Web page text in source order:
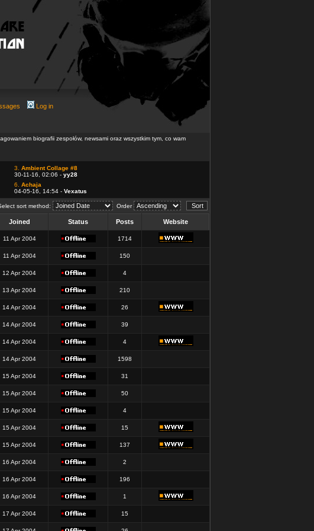
Log in
biografii zespołów, newsami oraz wszystkim tym, co wam
3. Ambient Collage #8
30-11-16, 02:06 - yy28
6. Achaja
04-05-16, 14:54 - Vexatus
sort method: Order
Joined Status Posts Website
11 Apr 2004 1714
11 Apr 2004 150
12 Apr 2004 4
13 Apr 2004 210
14 Apr 2004 26
14 Apr 2004 39
14 Apr 2004 4
14 Apr 2004 1598
15 Apr 2004 31
15 Apr 2004 50
15 Apr 2004 4
15 Apr 2004 15
15 Apr 2004 137
16 Apr 2004 2
16 Apr 2004 196
16 Apr 2004 1
17 Apr 2004 15